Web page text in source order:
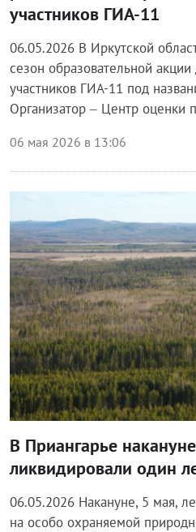
участников ГИА-11
06.05.2026 В Иркутской
сезон образовательной
участников ГИА-11 под
Организатор – Центр оценки
06 мая 2026 в 13:06
В Приангарье
ликвидировали один
06.05.2026 Накануне, 5 мая,
на особо охраняемой